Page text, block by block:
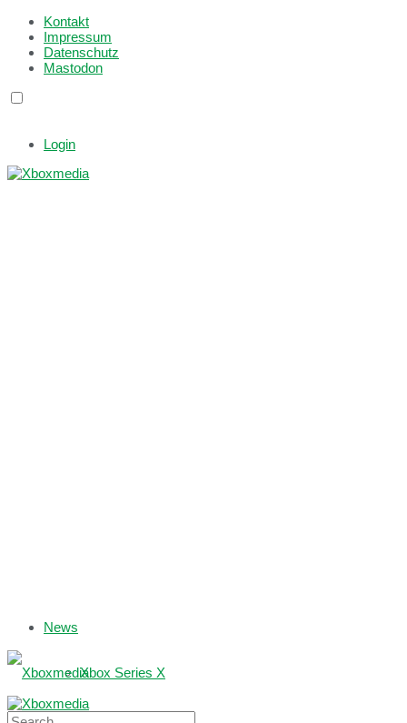
Kontakt
Impressum
Datenschutz
Mastodon
Login
News
Xbox Series X